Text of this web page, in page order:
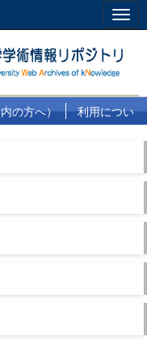
の方へ）
利用につい